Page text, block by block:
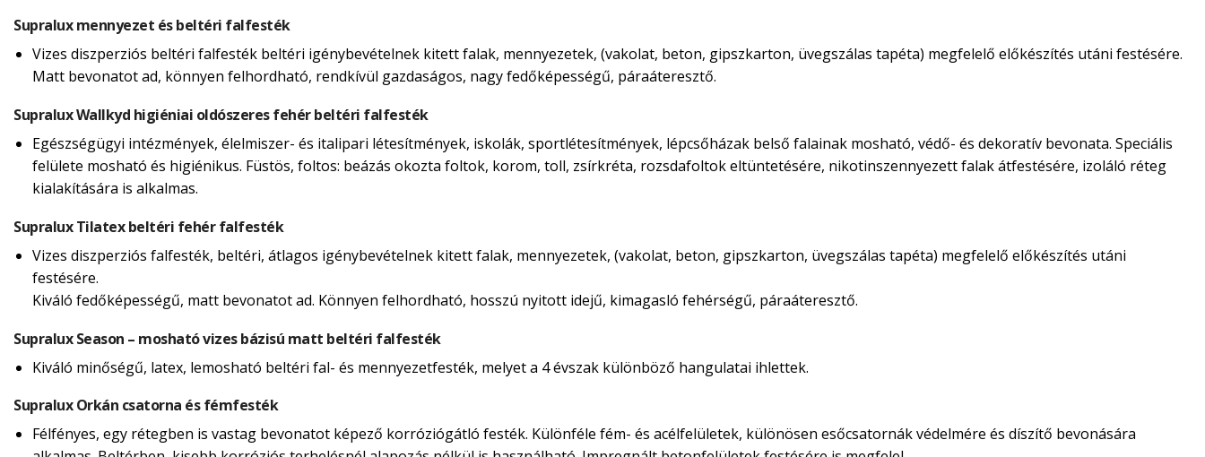
Supralux mennyezet és beltéri falfesték
Vizes diszperziós beltéri falfesték beltéri igénybevételnek kitett falak, mennyezetek, (vakolat, beton, gipszkarton, üvegszálas tapéta) megfelelő előkészítés utáni festésére.
Matt bevonatot ad, könnyen felhordható, rendkívül gazdaságos, nagy fedőképességű, páraáteresztő.
Supralux Wallkyd higiéniai oldószeres fehér beltéri falfesték
Egészségügyi intézmények, élelmiszer- és italipari létesítmények, iskolák, sportlétesítmények, lépcsőházak belső falainak mosható, védő- és dekoratív bevonata. Speciális
felülete mosható és higiénikus. Füstös, foltos: beázás okozta foltok, korom, toll, zsírkréta, rozsdafoltok eltüntetésére, nikotinszennyezett falak átfestésére, izoláló réteg
kialakítására is alkalmas.
Supralux Tilatex beltéri fehér falfesték
Vizes diszperziós falfesték, beltéri, átlagos igénybevételnek kitett falak, mennyezetek, (vakolat, beton, gipszkarton, üvegszálas tapéta) megfelelő előkészítés utáni
festésére.
Kiváló fedőképességű, matt bevonatot ad. Könnyen felhordható, hosszú nyitott idejű, kimagasló fehérségű, páraáteresztő.
Supralux Season – mosható vizes bázisú matt beltéri falfesték
Kiváló minőségű, latex, lemosható beltéri fal- és mennyezetfesték, melyet a 4 évszak különböző hangulatai ihlettek.
Supralux Orkán csatorna és fémfesték
Félfényes, egy rétegben is vastag bevonatot képező korróziógátló festék. Különféle fém- és acélfelületek, különösen esőcsatornák védelmére és díszítő bevonására